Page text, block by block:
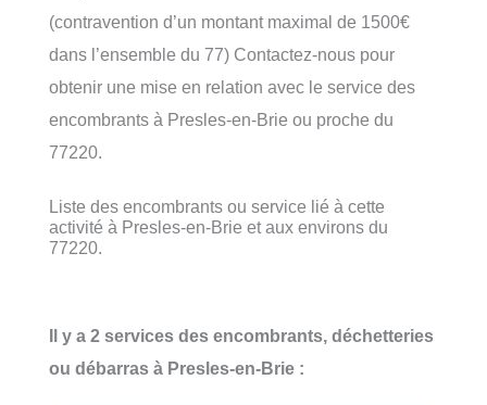
(contravention d’un montant maximal de 1500€
dans l’ensemble du 77) Contactez-nous pour
obtenir une mise en relation avec le service des
encombrants à Presles-en-Brie ou proche du
77220.
Liste des encombrants ou service lié à cette
activité à Presles-en-Brie et aux environs du
77220.
Il y a 2 services des encombrants, déchetteries
ou débarras à Presles-en-Brie :